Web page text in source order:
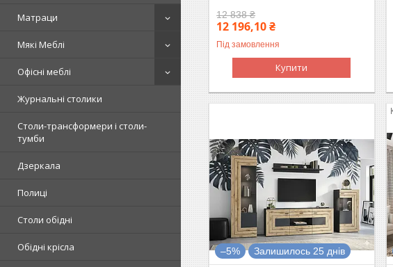
Матраци
Мякі Меблі
Офісні меблі
Журнальні столики
Столи-трансформери і столи-
тумби
Дзеркала
Полиці
Столи обідні
Обідні крісла
12 838 ₴
12 196,10 ₴
Під замовлення
Купити
–5% Залишилось 25 днів